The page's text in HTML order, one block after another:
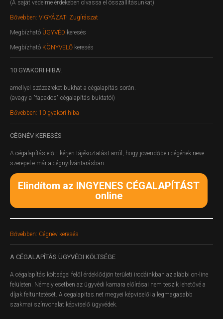
(A saját védelme érdekében olvassa el összállításunkat)
Bővebben: VIGYÁZAT! Zugírászat
Megbízható ÜGYVÉD keresés
Megbízható KÖNYVELŐ keresés
10 GYAKORI HIBA!
amellyel százezreket bukhat a cégalapítás során.
(avagy a "fapados" cégalapítás buktatói)
Bővebben: 10 gyakori hiba
CÉGNÉV KERESÉS
A cégalapítás előtt kérjen tájékoztatást arról, hogy jövendőbeli cégének neve
szerepel-e már a cégnyilvántarásban.
Elindítom az INGYENES CÉGALAPÍTÁST
online
Bővebben: Cégnév keresés
A CÉGALAPÍTÁS ÜGYVÉDI KÖLTSÉGE
A cégalapítás költségei felől érdeklődjön területi irodáinkban az alábbi on-line
felületen. Némely esetben az ügyvédi kamara előírásai nem teszik lehetővé a
díjak feltüntetését. A cegalapitas.net megyei képviselői a legmagasabb
szakmai színvonalat képviselő ügyvédek.